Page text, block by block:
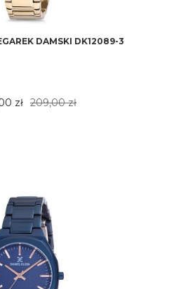
DAMSKI DK12089-3
zł 209,00 zł